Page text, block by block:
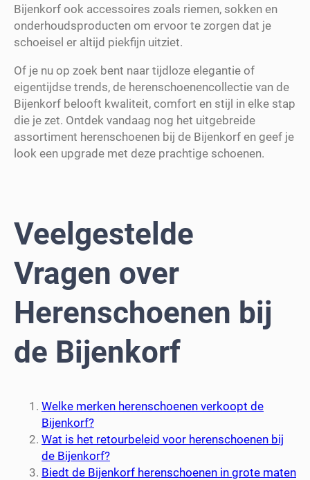
Bijenkorf ook accessoires zoals riemen, sokken en
onderhoudsproducten om ervoor te zorgen dat je
schoeisel er altijd piekfijn uitziet.
Of je nu op zoek bent naar tijdloze elegantie of
eigentijdse trends, de herenschoenencollectie van de
Bijenkorf belooft kwaliteit, comfort en stijl in elke stap
die je zet. Ontdek vandaag nog het uitgebreide
assortiment herenschoenen bij de Bijenkorf en geef je
look een upgrade met deze prachtige schoenen.
Veelgestelde
Vragen over
Herenschoenen bij
de Bijenkorf
Welke merken herenschoenen verkoopt de
Bijenkorf?
Wat is het retourbeleid voor herenschoenen bij
de Bijenkorf?
Biedt de Bijenkorf herenschoenen in grote maten